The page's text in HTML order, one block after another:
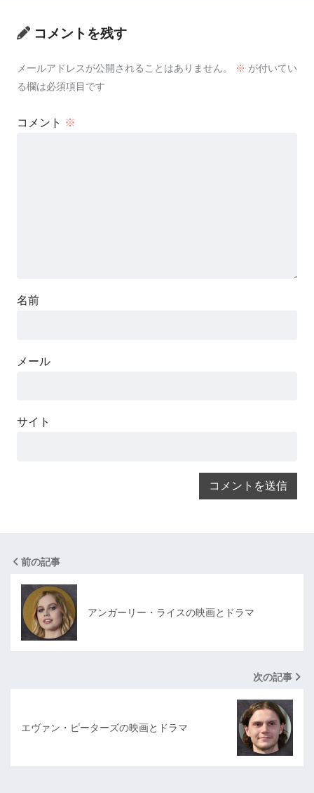
コメントを残す
メールアドレスが公開されることはありません。 ※ が付いてい
る欄は必須項目です
コメント ※
名前
メール
サイト
前の記事
アンガーリー・ライスの映画とドラマ
次の記事
エヴァン・ピーターズの映画とドラマ